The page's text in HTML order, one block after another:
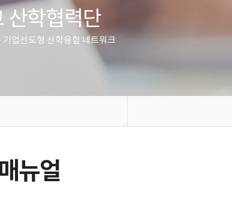
산학협력단
업선도형 산학융합 네트워크
뉴얼